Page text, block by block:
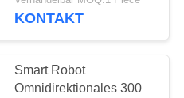
KONTAKT
Smart Robot
Omnidirektionales 300